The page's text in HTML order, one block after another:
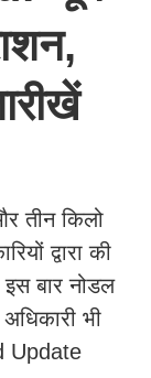
तीन किलो
द्वारा की
बार नोडल
भी
Update